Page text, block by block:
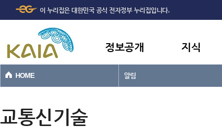
본문바로가기
이 누리집은 대한민국 공식 전자정부 누리집입니다.
정보공개 지식
HOME 알림
교통신기술